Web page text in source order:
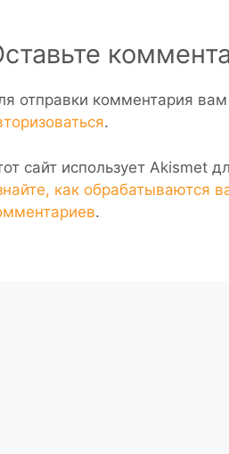
отправки комментария
.
сайт использует Akismet
как обрабатываются
.